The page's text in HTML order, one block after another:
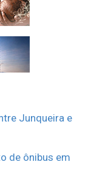
Junqueira e
de ônibus em